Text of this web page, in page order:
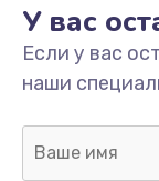
У вас
Если у вас
наши